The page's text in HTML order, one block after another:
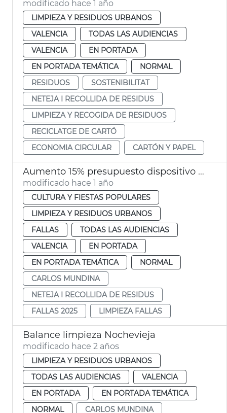
modificado hace 1 año
LIMPIEZA Y RESIDUOS URBANOS
VALENCIA
TODAS LAS AUDIENCIAS
VALENCIA
EN PORTADA
EN PORTADA TEMÁTICA
NORMAL
RESIDUOS
SOSTENIBILITAT
NETEJA I RECOLLIDA DE RESIDUS
LIMPIEZA Y RECOGIDA DE RESIDUOS
RECICLATGE DE CARTÓ
ECONOMIA CIRCULAR
CARTÓN Y PAPEL
Aumento 15% presupuesto dispositivo limpieza Fallas 2025 València
modificado hace 1 año
CULTURA Y FIESTAS POPULARES
LIMPIEZA Y RESIDUOS URBANOS
FALLAS
TODAS LAS AUDIENCIAS
VALENCIA
EN PORTADA
EN PORTADA TEMÁTICA
NORMAL
CARLOS MUNDINA
NETEJA I RECOLLIDA DE RESIDUS
FALLAS 2025
LIMPIEZA FALLAS
Balance limpieza Nochevieja
modificado hace 2 años
LIMPIEZA Y RESIDUOS URBANOS
TODAS LAS AUDIENCIAS
VALENCIA
EN PORTADA
EN PORTADA TEMÁTICA
NORMAL
CARLOS MUNDINA